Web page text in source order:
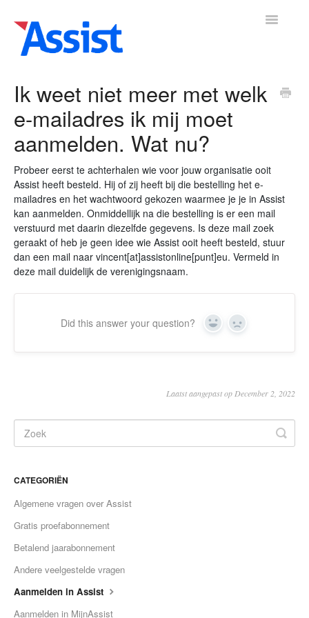
Toggle
Boekhouding
▼
Leden
▼
Vrijwilligers
Activiteiten
▼
Ik weet niet meer met welk
e-mailadres ik mij moet
aanmelden. Wat nu?
Probeer eerst te achterhalen wie voor jouw organisatie ooit
Assist heeft besteld. Hij of zij heeft bij die bestelling het e-
mailadres en het wachtwoord gekozen waarmee je je in Assist
kan aanmelden. Onmiddellijk na die bestelling is er een mail
verstuurd met daarin diezelfde gegevens. Is deze mail zoek
geraakt of heb je geen idee wie Assist ooit heeft besteld, stuur
dan een mail naar vincent[at]assistonline[punt]eu. Vermeld in
deze mail duidelijk de verenigingsnaam.
Did this answer your question? Yes No
Laatst aangepast op December 2, 2022
CATEGORIËN
Algemene vragen over Assist
Gratis proefabonnement
Betalend jaarabonnement
Andere veelgestelde vragen
Aanmelden in Assist
Aanmelden in MijnAssist